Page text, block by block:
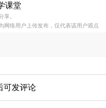
课堂
享。
网络用户上传发布，仅代表该用户观点
可发评论